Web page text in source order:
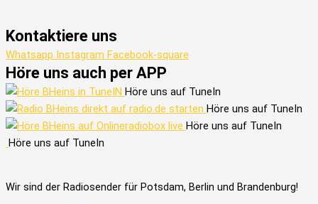
Kontaktiere uns
Whatsapp Instagram Facebook-square
Höre uns auch per APP
Höre uns auf TuneIn
Höre uns auf TuneIn
Höre uns auf TuneIn
Höre uns auf TuneIn
Wir sind der Radiosender für Potsdam, Berlin und Brandenburg!